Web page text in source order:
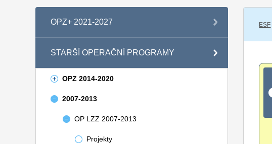
OPZ+ 2021-2027
STARŠÍ OPERAČNÍ PROGRAMY
OPZ 2014-2020
2007-2013
OP LZZ 2007-2013
Projekty
ESF